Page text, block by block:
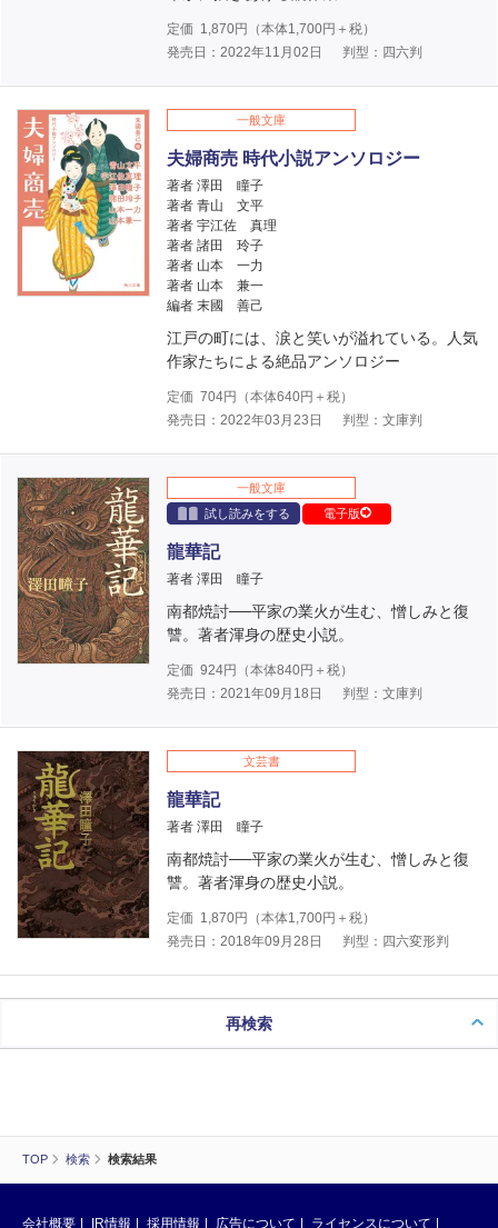
TOP 検索 検索結果
定価 1,870円（本体1,700円＋税）
発売日：2022年11月02日
判型：四六判
一般文庫
夫婦商売 時代小説アンソロジー
著者 澤田 瞳子
著者 青山 文平
著者 宇江佐 真理
著者 諸田 玲子
著者 山本 一力
著者 山本 兼一
編者 末國 善己
江戸の町には、涙と笑いが溢れている。人気
作家たちによる絶品アンソロジー
定価 704円（本体640円＋税）
発売日：2022年03月23日
判型：文庫判
一般文庫
試し読みをする
電子版
龍華記
著者 澤田 瞳子
南都焼討──平家の業火が生む、憎しみと復
讐。著者渾身の歴史小説。
定価 924円（本体840円＋税）
発売日：2021年09月18日
判型：文庫判
文芸書
龍華記
著者 澤田 瞳子
南都焼討──平家の業火が生む、憎しみと復
讐。著者渾身の歴史小説。
定価 1,870円（本体1,700円＋税）
発売日：2018年09月28日
判型：四六変形判
再検索
会社概要 IR情報 採用情報 広告について ライセンスについて